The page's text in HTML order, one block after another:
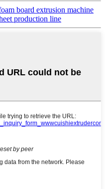
board extrusion machine
production line